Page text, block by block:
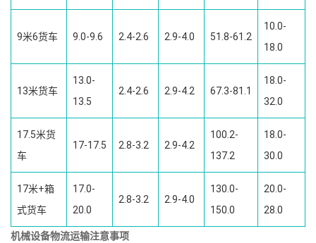
9米6货车 9.0-9.6 2.4-2.6 2.9-4.0 51.8-61.2
10.0-
18.0
13米货车
13.0-
13.5
2.4-2.6 2.9-4.2 67.3-81.1
18.0-
32.0
17.5米货
车
17-17.5 2.8-3.2 2.9-4.2
100.2-
137.2
18.0-
30.0
17米+箱
式货车
17.0-
20.0
2.8-3.2 2.9-4.0
130.0-
150.0
20.0-
28.0
机械设备物流运输注意事项